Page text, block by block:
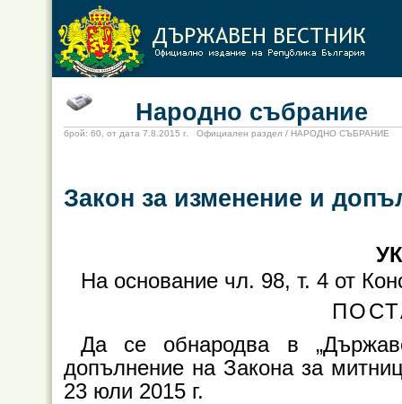
Народно събрание
брой: 60, от дата 7.8.2015 г. Официален раздел / НАРОДНО СЪБРАНИЕ
Закон за изменение и
На основание чл. 98, т. 4 от
Да се обнародва в
допълнение на Закона за
23 юли 2015 г.